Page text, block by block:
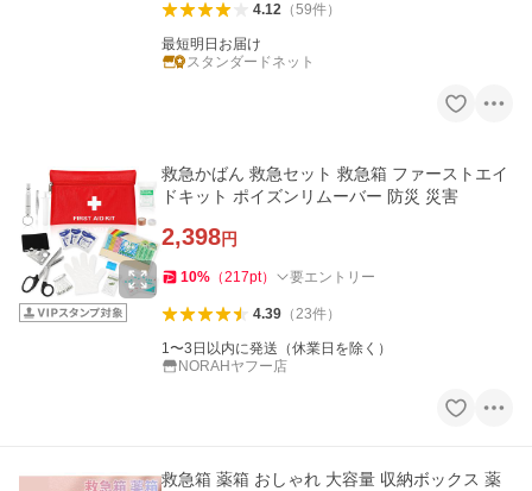
4.12（59件）
最短明日お届け
スタンダードネット
救急かばん 救急セット 救急箱 ファーストエイ
ドキット ポイズンリムーバー 防災 災害
2,398円
10% （217pt） 要エントリー
4.39（23件）
1〜3日以内に発送（休業日を除く）
NORAHヤフー店
救急箱 薬箱 おしゃれ 大容量 収納ボックス 薬